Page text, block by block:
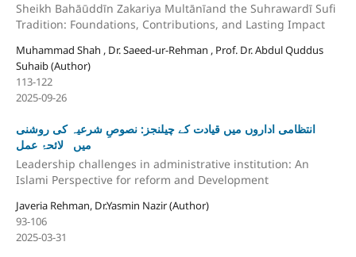
Sheikh Bahāūddīn Zakariya Multānīand the Suhrawardī Sufi
Tradition: Foundations, Contributions, and Lasting Impact
Muhammad Shah , Dr. Saeed-ur-Rehman , Prof. Dr. Abdul Quddus
Suhaib (Author)
113-122
2025-09-26
انتظامی اداروں میں قیادت کے چیلنجز: نصوصِ شرعیہ کی روشنی
میں لائحۂ عمل
Leadership challenges in administrative institution: An
Islami Perspective for reform and Development
Javeria Rehman, Dr.Yasmin Nazir (Author)
93-106
2025-03-31